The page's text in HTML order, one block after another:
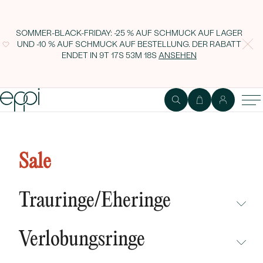
SOMMER-BLACK-FRIDAY: -25 % AUF SCHMUCK AUF LAGER
UND -10 % AUF SCHMUCK AUF BESTELLUNG. DER RABATT
ENDET IN 9T 17S 53M 17SANSEHEN
Sale
Trauringe/Eheringe
NEUHEITEN
Verlobungsringe
Smaragden Hulda